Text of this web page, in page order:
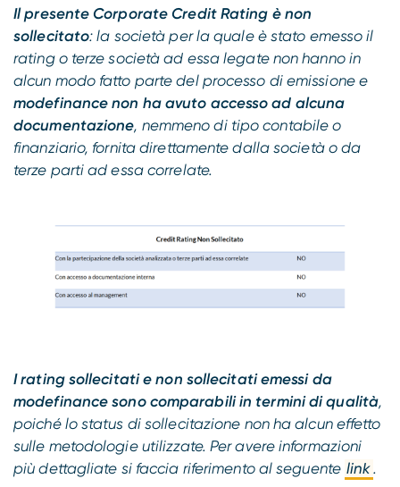
Il presente Corporate Credit Rating è non
sollecitato: la società per la quale è stato emesso il
rating o terze società ad essa legate non hanno in
alcun modo fatto parte del processo di emissione e
modefinance non ha avuto accesso ad alcuna
documentazione, nemmeno di tipo contabile o
finanziario, fornita direttamente dalla società o da
terze parti ad essa correlate.
I rating sollecitati e non sollecitati emessi da
modefinance sono comparabili in termini di qualità,
poiché lo status di sollecitazione non ha alcun effetto
sulle metodologie utilizzate.Per avere informazioni
più dettagliate si faccia riferimento al seguente link.